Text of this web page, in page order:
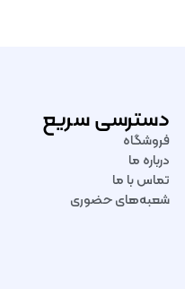
دسترسی سریع
فروشگاه
درباره ما
تماس با ما
شعبه‌های حضوری